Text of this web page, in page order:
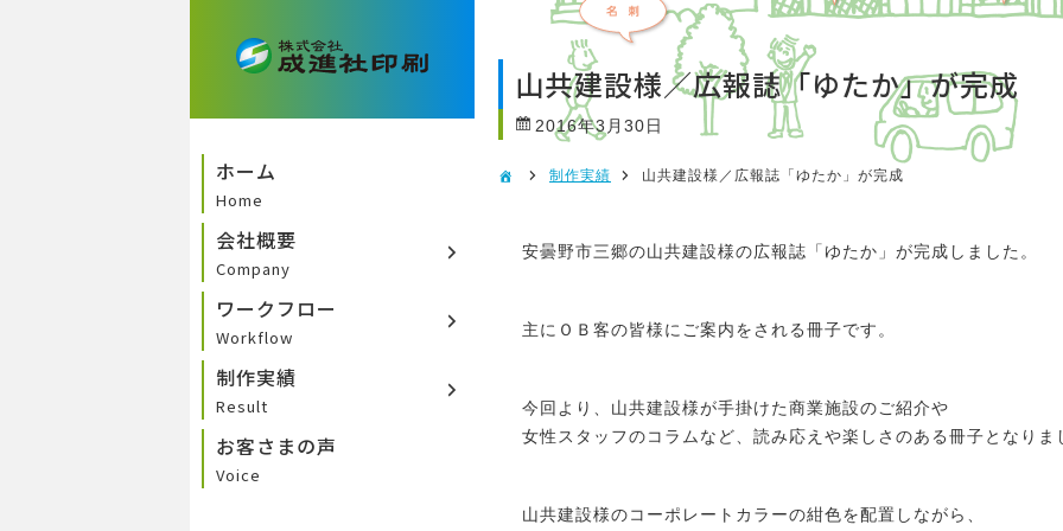
ホーム
Home
会社概要
Company
ワークフロー
Workflow
制作実績
Result
お客さまの声
Voice
山共建設様／広報誌「ゆたか」が完成
2016年3月30日
制作実績 山共建設様／広報誌「ゆたか」が完成
安曇野市三郷の山共建設様の広報誌「ゆたか」が完成しました。
主にＯＢ客の皆様にご案内をされる冊子です。
今回より、山共建設様が手掛けた商業施設のご紹介や
女性スタッフのコラムなど、読み応えや楽しさのある冊子となりま
山共建設様のコーポレートカラーの紺色を配置しながら、